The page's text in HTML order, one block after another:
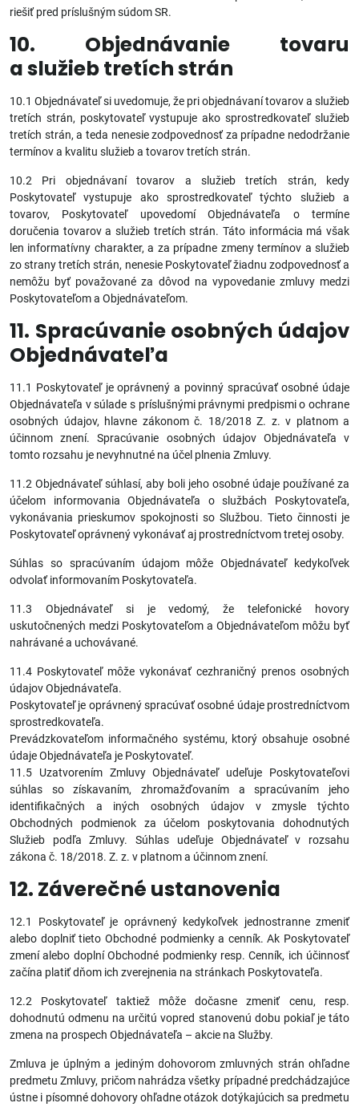
riešiť pred príslušným súdom SR.
10. Objednávanie tovaru
a služieb tretích strán
10.1 Objednávateľ si uvedomuje, že pri objednávaní tovarov a služieb
tretích strán, poskytovateľ vystupuje ako sprostredkovateľ služieb
tretích strán, a teda nenesie zodpovednosť za prípadne nedodržanie
termínov a kvalitu služieb a tovarov tretích strán.
10.2 Pri objednávaní tovarov a služieb tretích strán, kedy
Poskytovateľ vystupuje ako sprostredkovateľ týchto služieb a
tovarov, Poskytovateľ upovedomí Objednávateľa o termíne
doručenia tovarov a služieb tretích strán. Táto informácia má však
len informatívny charakter, a za prípadne zmeny termínov a služieb
zo strany tretích strán, nenesie Poskytovateľ žiadnu zodpovednosť a
nemôžu byť považované za dôvod na vypovedanie zmluvy medzi
Poskytovateľom a Objednávateľom.
11. Spracúvanie osobných údajov
Objednávateľa
11.1 Poskytovateľ je oprávnený a povinný spracúvať osobné údaje
Objednávateľa v súlade s príslušnými právnymi predpismi o ochrane
osobných údajov, hlavne zákonom č. 18/2018 Z. z. v platnom a
účinnom znení. Spracúvanie osobných údajov Objednávateľa v
tomto rozsahu je nevyhnutné na účel plnenia Zmluvy.
11.2 Objednávateľ súhlasí, aby boli jeho osobné údaje používané za
účelom informovania Objednávateľa o službách Poskytovateľa,
vykonávania prieskumov spokojnosti so Službou. Tieto činnosti je
Poskytovateľ oprávnený vykonávať aj prostredníctvom tretej osoby.
Súhlas so spracúvaním údajom môže Objednávateľ kedykoľvek
odvolať informovaním Poskytovateľa.
11.3 Objednávateľ si je vedomý, že telefonické hovory
uskutočnených medzi Poskytovateľom a Objednávateľom môžu byť
nahrávané a uchovávané.
11.4 Poskytovateľ môže vykonávať cezhraničný prenos osobných
údajov Objednávateľa.
Poskytovateľ je oprávnený spracúvať osobné údaje prostredníctvom
sprostredkovateľa.
Prevádzkovateľom informačného systému, ktorý obsahuje osobné
údaje Objednávateľa je Poskytovateľ.
11.5 Uzatvorením Zmluvy Objednávateľ udeľuje Poskytovateľovi
súhlas so získavaním, zhromažďovaním a spracúvaním jeho
identifikačných a iných osobných údajov v zmysle týchto
Obchodných podmienok za účelom poskytovania dohodnutých
Služieb podľa Zmluvy. Súhlas udeľuje Objednávateľ v rozsahu
zákona č. 18/2018. Z. z. v platnom a účinnom znení.
12. Záverečné ustanovenia
12.1 Poskytovateľ je oprávnený kedykoľvek jednostranne zmeniť
alebo doplniť tieto Obchodné podmienky a cenník. Ak Poskytovateľ
zmení alebo doplní Obchodné podmienky resp. Cenník, ich účinnosť
začína platiť dňom ich zverejnenia na stránkach Poskytovateľa.
12.2 Poskytovateľ taktiež môže dočasne zmeniť cenu, resp.
dohodnutú odmenu na určitú vopred stanovenú dobu pokiaľ je táto
zmena na prospech Objednávateľa – akcie na Služby.
Zmluva je úplným a jediným dohovorom zmluvných strán ohľadne
predmetu Zmluvy, pričom nahrádza všetky prípadné predchádzajúce
ústne i písomné dohovory ohľadne otázok dotýkajúcich sa predmetu